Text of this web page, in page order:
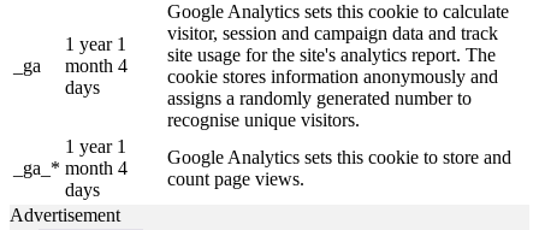
_ga
1 year 1
month 4
days
Google Analytics sets this cookie to calculate
visitor, session and campaign data and track
site usage for the site's analytics report. The
cookie stores information anonymously and
assigns a randomly generated number to
recognise unique visitors.
_ga_*
1 year 1
month 4
days
Google Analytics sets this cookie to store and
count page views.
Advertisement